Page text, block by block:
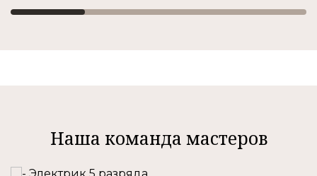
Наша команда мастеров